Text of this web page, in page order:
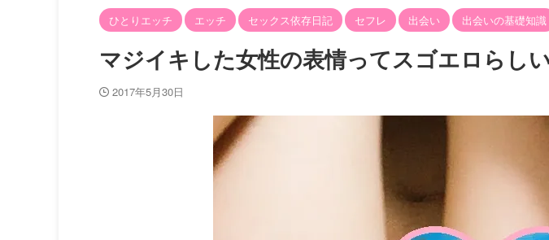
ひとりエッチ
エッチ セックス依存日記 セフレ 出会い 出会いの基礎知識
マジイキした女性の表情ってスゴエロらし
2017年5月30日